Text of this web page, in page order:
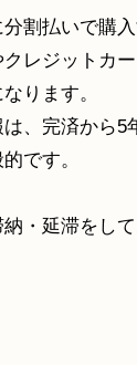
割払いで購
レジットカ
ります。
、完済から5
です。
・延滞をして